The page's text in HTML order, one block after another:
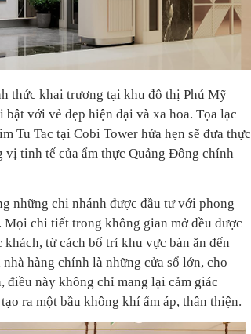
thức khai trương tại khu đô thị Phú Mỹ
với vẻ đẹp hiện đại và xa hoa. Tọa lạc
Tu Tac tại Cobi Tower hứa hẹn sẽ đưa thực
vị tinh tế của ẩm thực Quảng Đông chính
những chi nhánh được đầu tư với phong
chi tiết trong không gian mở đều được
từ cách bố trí khu vực bàn ăn đến
hàng chính là những cửa sổ lớn, cho
điều này không chỉ mang lại cảm giác
ra một bầu không khí ấm áp, thân thiện.